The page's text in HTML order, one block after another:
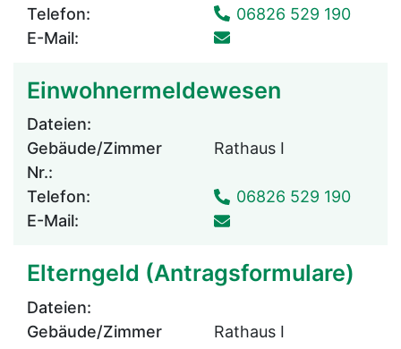
Telefon:
06826 529 190
E-Mail:
Einwohnermeldewesen
Dateien:
Gebäude/Zimmer
Nr.:
Rathaus I
Telefon:
06826 529 190
E-Mail:
Elterngeld (Antragsformulare)
Dateien:
Gebäude/Zimmer
Rathaus I